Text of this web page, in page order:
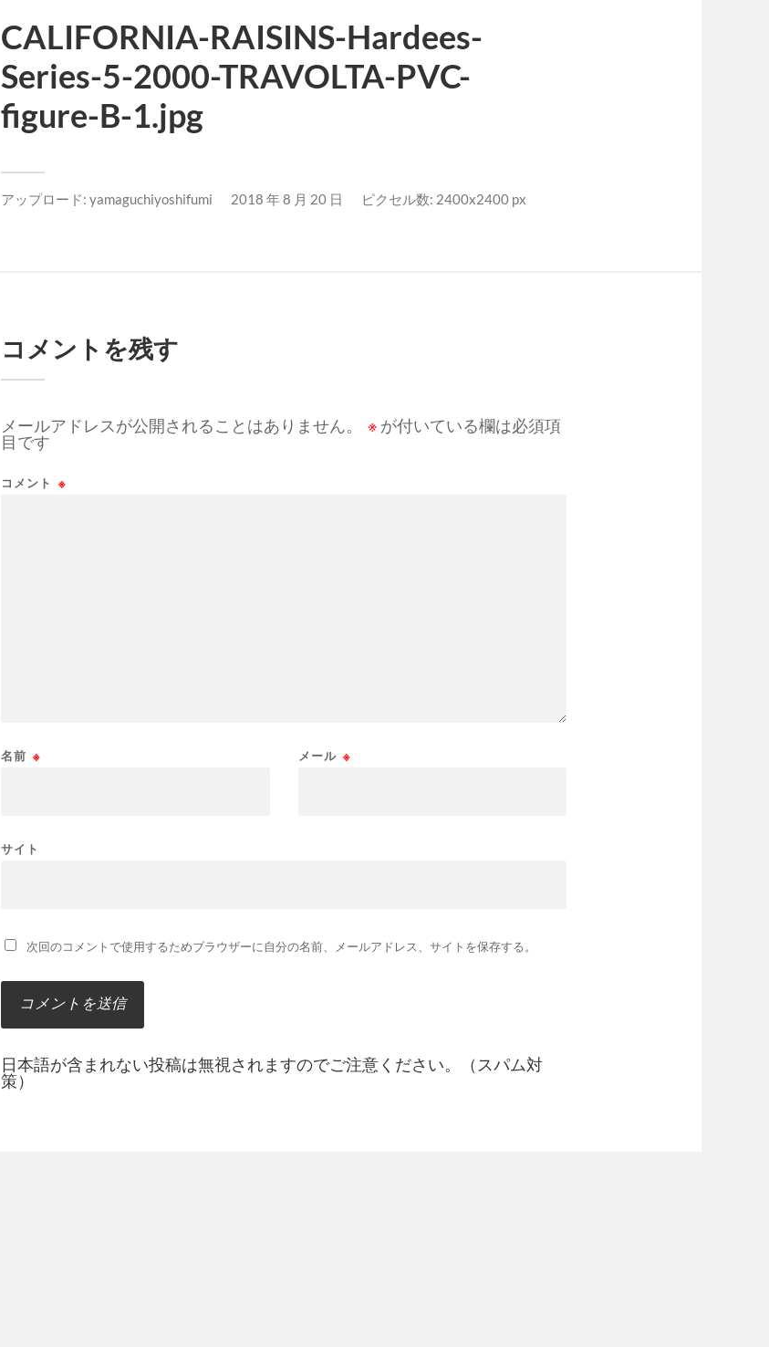
CALIFORNIA-RAISINS-Hardees-
Series-5-2000-TRAVOLTA-PVC-
figure-B-1.jpg
アップロード: yamaguchiyoshifumi 2018 年 8 月 20 日 ピクセル数: 2400x2400 px
コメントを残す
メールアドレスが公開されることはありません。 ※ が付いている欄は必須項
目です
コメント ※
名前 ※ メール ※
サイト
次回のコメントで使用するためブラウザーに自分の名前、メールアドレス、サイトを保存する。
日本語が含まれない投稿は無視されますのでご注意ください。（スパム対
策）